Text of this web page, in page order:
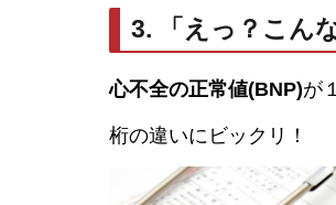
3. 「えっ？こん
心不全の正常値(BNP)が
桁の違いにビックリ！